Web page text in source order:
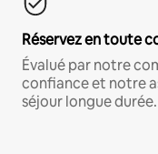
Réservez en toute
Évalué par notre
confiance et notre
séjour longue durée.